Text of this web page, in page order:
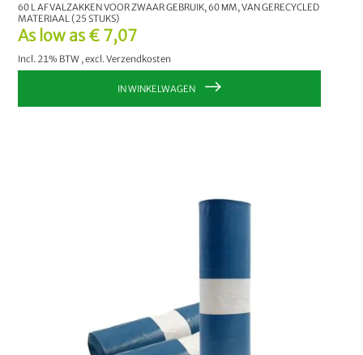
As low as € 7,07
Incl. 21% BTW ,excl.Verzendkosten
60 L AFVALZAKKEN VOOR ZWAAR GEBRUIK, 60 ΜM, VAN GERECYCLED
MATERIAAL (25 STUKS)
IN WINKELWAGEN